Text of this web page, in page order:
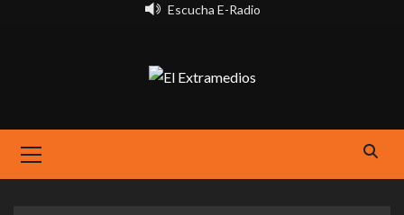
Escucha E-Radio
Menu